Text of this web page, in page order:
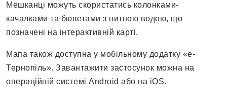
Мешканці можуть скористатись колонками-
качалками та бюветами з питною водою, що
позначені на інтерактивній карті.
Мапа також доступна у мобільному додатку «е-
Тернопіль». Завантажити застосунок можна на
операційній системі Android або на iOS.